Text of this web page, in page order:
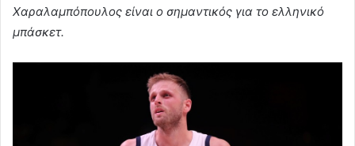
Χαραλαμπόπουλος είναι ο σημαντικός για το ελληνικό
μπάσκετ.